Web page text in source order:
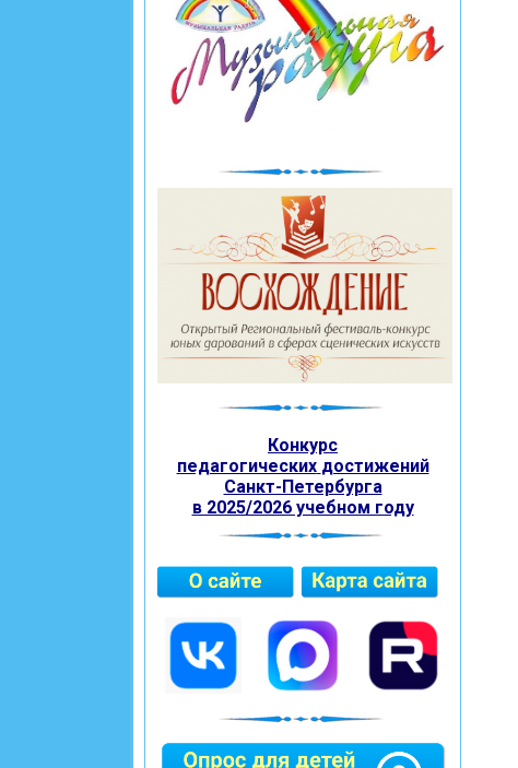
Конкурс
педагогических достижений
Санкт-Петербурга
в 2025/2026 учебном году